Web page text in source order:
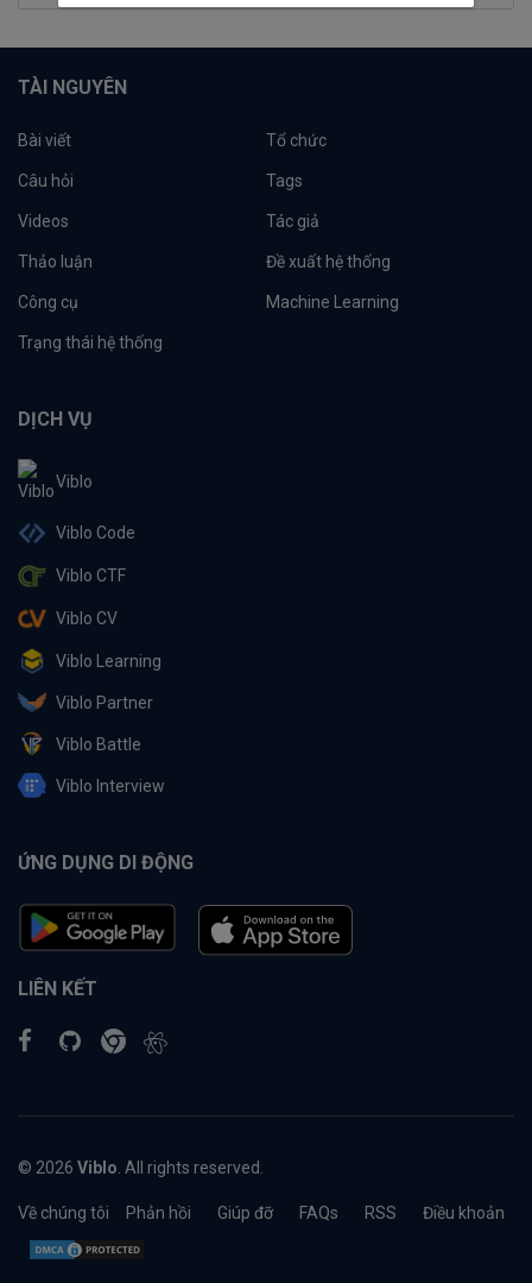
TÀI NGUYÊN
Bài viết Tổ chức
Câu hỏi Tags
Videos Tác giả
Thảo luận Đề xuất hệ thống
Công cụ Machine Learning
Trạng thái hệ thống
DỊCH VỤ
Viblo
Viblo Code
Viblo CTF
Viblo CV
Viblo Learning
Viblo Partner
Viblo Battle
Viblo Interview
ỨNG DỤNG DI ĐỘNG
LIÊN KẾT
© 2026 Viblo . All rights reserved.
Về chúng tôi Phản hồi Giúp đỡ FAQs RSS Điều khoản